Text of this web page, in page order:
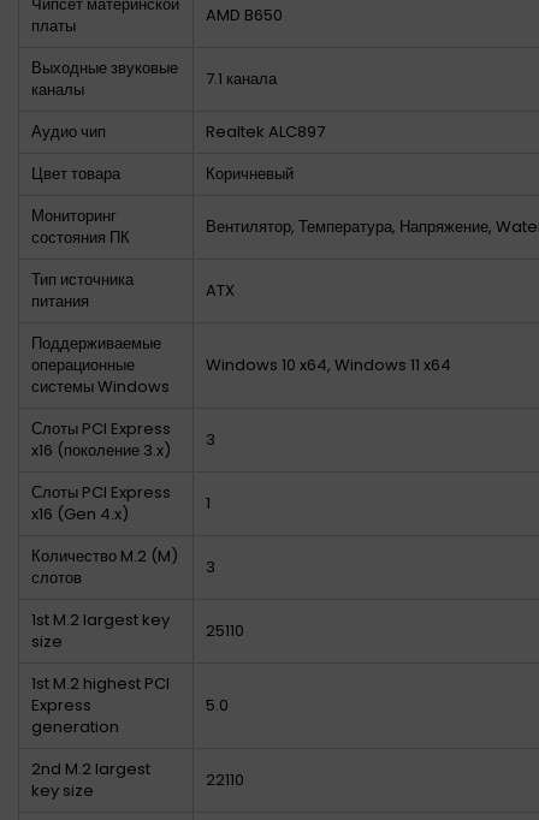
Чипсет материнской
платы
AMD B650
Выходные звуковые
каналы
7.1 канала
Аудио чип
Realtek ALC897
Цвет товара
Коричневый
Мониторинг
состояния ПК
Вентилятор, Температура, Напряжение,
Тип источника
питания
ATX
Поддерживаемые
операционные
системы Windows
Windows 10 x64, Windows 11 x64
Слоты PCI Express
x16 (поколение 3.x)
3
Слоты PCI Express
x16 (Gen 4.x)
1
Количество M.2 (M)
слотов
3
1st M.2 largest key
size
25110
1st M.2 highest PCI
Express
generation
5.0
2nd M.2 largest
key size
22110